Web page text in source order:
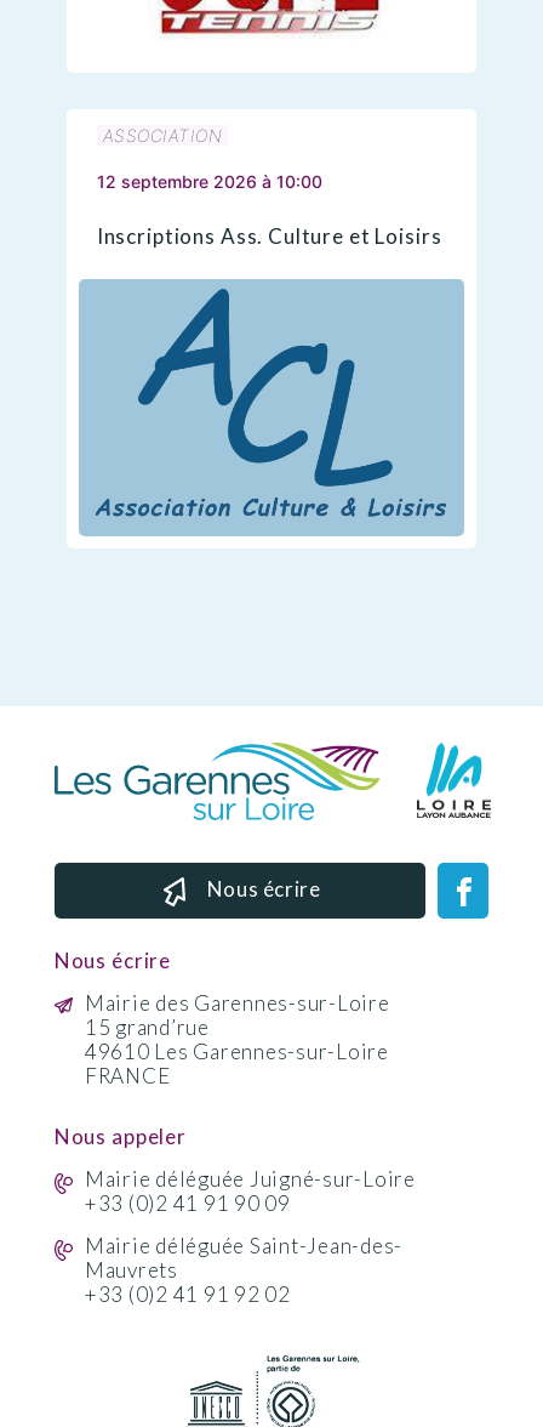
ASSOCIATION
12 septembre 2026 à 10:00
Inscriptions Ass. Culture et Loisirs
Nous écrire
Nous écrire
Mairie des Garennes-sur-Loire
15 grand’rue
49610 Les Garennes-sur-Loire
FRANCE
Nous appeler
Mairie déléguée Juigné-sur-Loire
+33 (0)2 41 91 90 09
Mairie déléguée Saint-Jean-des-
Mauvrets
+33 (0)2 41 91 92 02